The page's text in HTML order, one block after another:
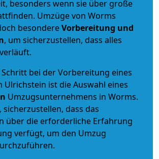
besonders wenn sie über große
Umzüge von Worms
besondereVorbereitung und
, um sicherzustellen, dass alles
verläuft.
bei der Vorbereitung eines
Ulrichstein ist die Auswahl eines
Umzugsunternehmens in Worms.
sicherzustellen, dass das
über die erforderliche Erfahrung
verfügt, um den Umzug